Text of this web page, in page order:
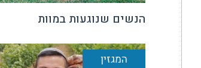
הנשים שנוגעות במוות
המגזין